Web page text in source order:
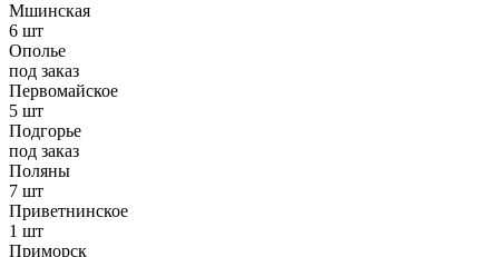
Мшинская
6 шт
Ополье
под заказ
Первомайское
5 шт
Подгорье
под заказ
Поляны
7 шт
Приветнинское
1 шт
Приморск